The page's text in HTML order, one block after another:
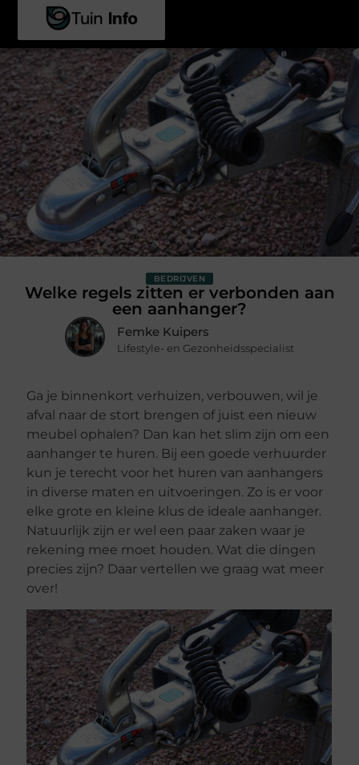
BEDRIJVEN
Welke regels zitten er verbonden aan
een aanhanger?
Femke Kuipers
Lifestyle- en Gezonheidsspecialist
Ga je binnenkort verhuizen, verbouwen, wil je
afval naar de stort brengen of juist een nieuw
meubel ophalen? Dan kan het slim zijn om een
aanhanger te huren. Bij een goede verhuurder
kun je terecht voor het huren van aanhangers
in diverse maten en uitvoeringen. Zo is er voor
elke grote en kleine klus de ideale aanhanger.
Natuurlijk zijn er wel een paar zaken waar je
rekening mee moet houden. Wat die dingen
precies zijn? Daar vertellen we graag wat meer
over!